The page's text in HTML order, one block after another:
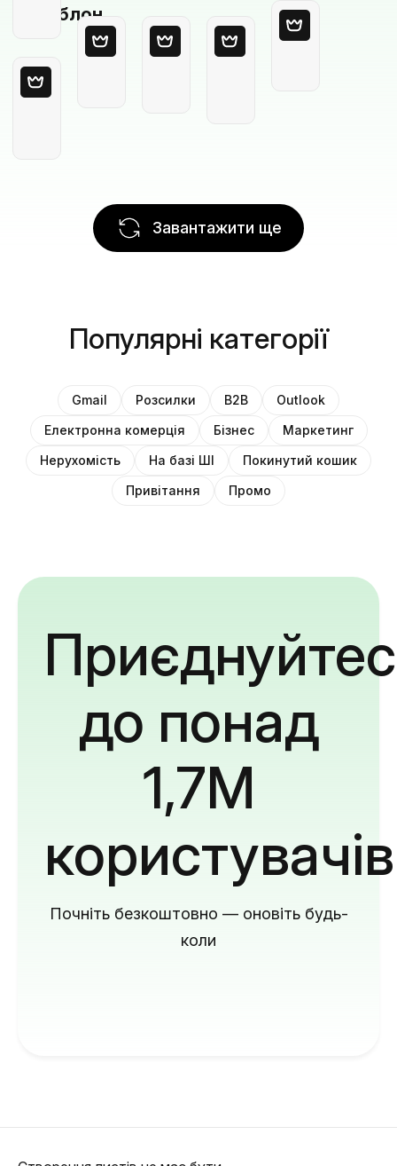
шаблон
Завантажити ще
Популярні категорії
Gmail Розсилки B2B
Outlook
Електронна комерція
Бізнес
Маркетинг
Нерухомість
На базі ШІ
Покинутий кошик
Привітання
Промо
до понад
1,7M
користувачів
Почніть безкоштовно — оновіть будь-
коли